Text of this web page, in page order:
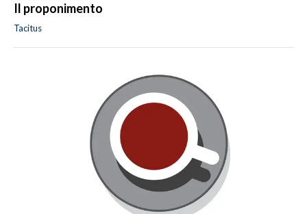
Il proponimento
Tacitus